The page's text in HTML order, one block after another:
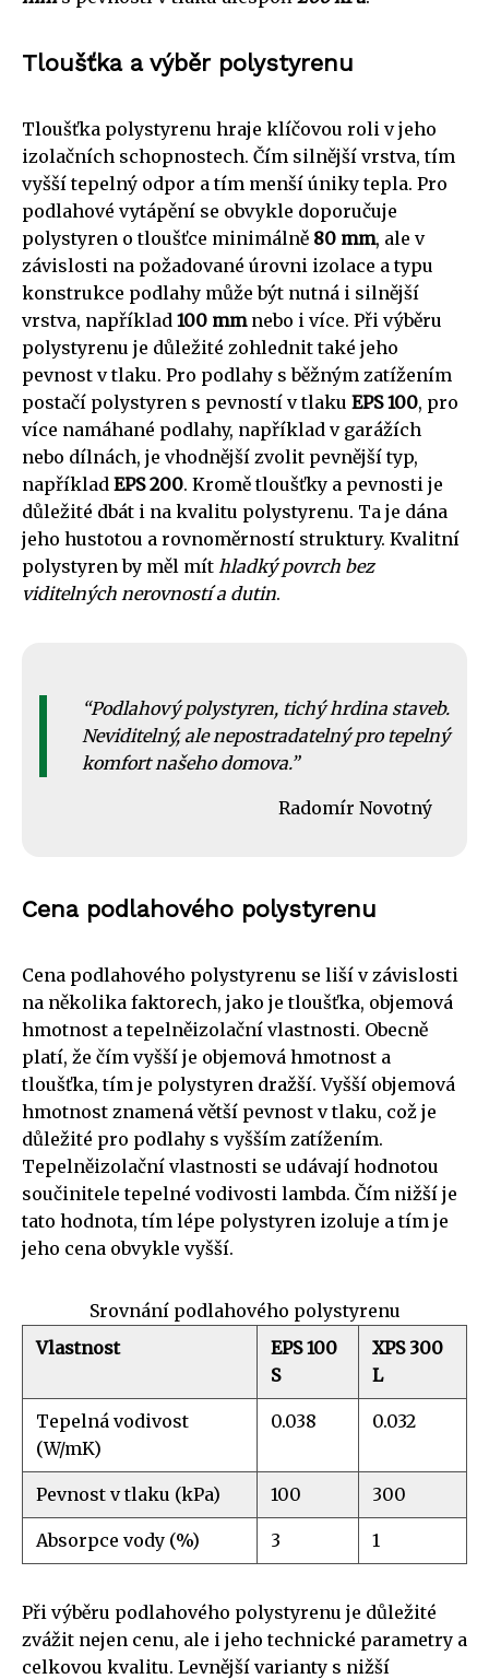
Tloušťka a výběr polystyrenu
Tloušťka polystyrenu hraje klíčovou roli v jeho
izolačních schopnostech. Čím silnější vrstva, tím
vyšší tepelný odpor a tím menší úniky tepla. Pro
podlahové vytápění se obvykle doporučuje
polystyren o tloušťce minimálně 80 mm, ale v
závislosti na požadované úrovni izolace a typu
konstrukce podlahy může být nutná i silnější
vrstva, například 100 mmnebo i více. Při výběru
polystyrenu je důležité zohlednit také jeho
pevnost v tlaku. Pro podlahy s běžným zatížením
postačí polystyren s pevností v tlaku EPS 100, pro
více namáhané podlahy, například v garážích
nebo dílnách, je vhodnější zvolit pevnější typ,
například EPS 200. Kromě tloušťky a pevnosti je
důležité dbát i na kvalitu polystyrenu. Ta je dána
jeho hustotou a rovnoměrností struktury. Kvalitní
polystyren by měl mít hladký povrch bez
viditelných nerovností a dutin.
Podlahový polystyren, tichý hrdina staveb.
Neviditelný, ale nepostradatelný pro tepelný
komfort našeho domova.
Radomír Novotný
Cena podlahového polystyrenu
Cena podlahového polystyrenu se liší v závislosti
na několika faktorech, jako je tloušťka, objemová
hmotnost a tepelněizolační vlastnosti. Obecně
platí, že čím vyšší je objemová hmotnost a
tloušťka, tím je polystyren dražší. Vyšší objemová
hmotnost znamená větší pevnost v tlaku, což je
důležité pro podlahy s vyšším zatížením.
Tepelněizolační vlastnosti se udávají hodnotou
součinitele tepelné vodivosti lambda. Čím nižší je
tato hodnota, tím lépe polystyren izoluje a tím je
jeho cena obvykle vyšší.
Srovnání podlahového polystyrenu
Vlastnost
EPS 100
S
XPS 300
L
Tepelná vodivost
(W/mK)
0.038 0.032
Pevnost v tlaku (kPa) 100 300
Absorpce vody (%) 3 1
Při výběru podlahového polystyrenu je důležité
zvážit nejen cenu, ale i jeho technické parametry a
celkovou kvalitu. Levnější varianty s nižší